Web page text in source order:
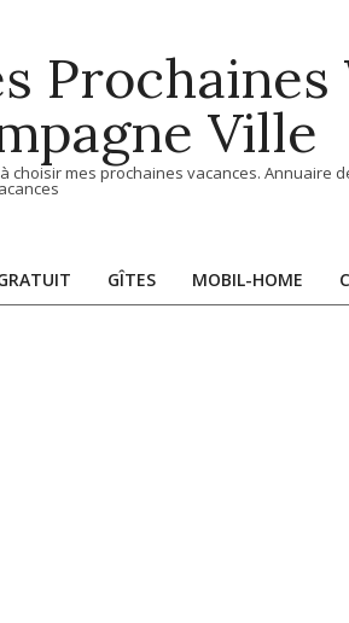
Ville
choisir mes prochaines vacances. Annuaire
GÎTES MOBIL-HOME